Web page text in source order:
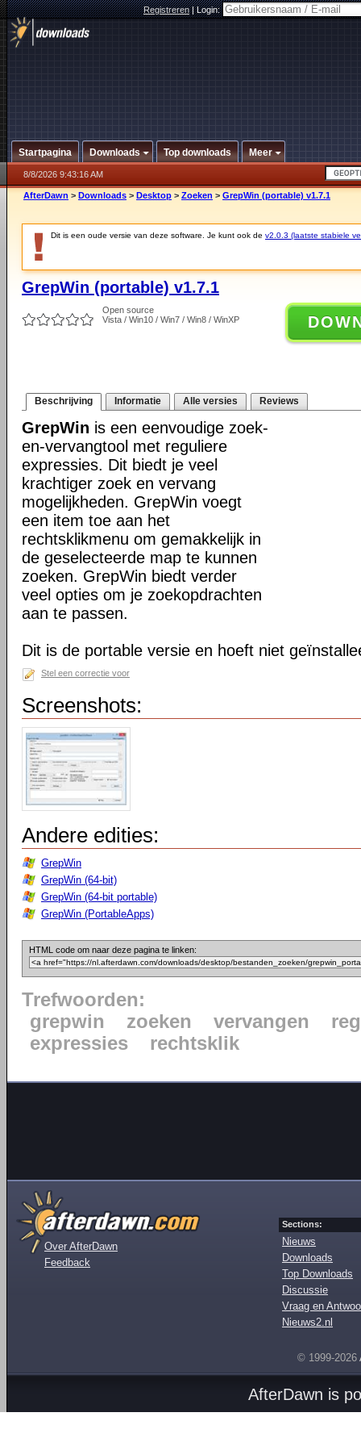
Registreren|Login:
Startpagina Downloads Top downloads Meer
8/8/2026 9:43:16 AM
AfterDawn > Downloads > Desktop > Zoeken > GrepWin (portable) v1.7.1
Dit is een oude versie van deze software. Je kunt ook de v2.0.3 (laatste stabiele
GrepWin (portable) v1.7.1
Open source
Vista / Win10 / Win7 / Win8 / WinXP
Beschrijving Informatie Alle versies Reviews
GrepWin is een eenvoudige zoek-
en-vervangtool met reguliere
expressies. Dit biedt je veel
krachtiger zoek en vervang
mogelijkheden. GrepWin voegt
een item toe aan het
rechtsklikmenu om gemakkelijk in
de geselecteerde map te kunnen
zoeken. GrepWin biedt verder
veel opties om je zoekopdrachten
aan te passen.
Dit is de portable versie en hoeft niet
Stel een correctie voor
Screenshots:
Andere edities:
GrepWin
GrepWin (64-bit)
GrepWin (64-bit portable)
GrepWin (PortableApps)
HTML code om naar deze pagina te linken:
Trefwoorden:
grepwin
zoeken vervangen
expressies
rechtsklik
Over AfterDawn
Feedback
Sections:
Nieuws
Downloads
Top Downloads
Discussie
Vraag en
Nieuws2.nl
© 1999-2026
AfterDawn is